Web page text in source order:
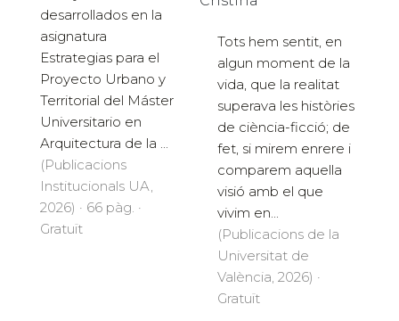
desarrollados en la
asignatura
Estrategias para el
Proyecto Urbano y
Territorial del Máster
Universitario en
Arquitectura de la ...
(Publicacions
Institucionals UA,
2026) · 66 pàg. ·
Gratuït
Tots hem sentit, en
algun moment de la
vida, que la realitat
superava les històries
de ciència-ficció; de
fet, si mirem enrere i
comparem aquella
visió amb el que
vivim en...
(Publicacions de la
Universitat de
València, 2026) ·
Gratuït